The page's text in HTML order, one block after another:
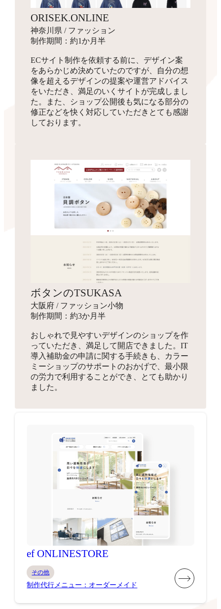
ORISEK.ONLINE
神奈川県 / ファッション
制作期間：約1か月半
ECサイト制作を依頼する前に、デザイン案
をあらかじめ決めていたのですが、自分の想
像を超えるデザインの提案や運営アドバイス
をいただき、満足のいくサイトが完成しまし
た。また、ショップ公開後も気になる部分の
修正などを快く対応していただきとても感謝
しております。
ボタンのTSUKASA
大阪府 / ファッション小物
制作期間：約3か月半
おしゃれで見やすいデザインのショップを作
っていただき、満足して開店できました。IT
導入補助金の申請に関する手続きも、カラー
ミーショップのサポートのおかげで、最小限
の労力で利用することができ、とても助かり
ました。
ef ONLINESTORE
その他
制作代行メニュー：オーダーメイド